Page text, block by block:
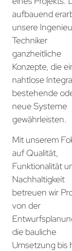
aufbauend
unsere
Techniker
ganzheitliche
Konzepte, die
nahtlose
bestehende
neue Systeme
gewährleisten.
Mit unserem
auf Qualität,
Funktionalität
Nachhaltigkeit
betreuen wir
von der
die bauliche
Umsetzung bis